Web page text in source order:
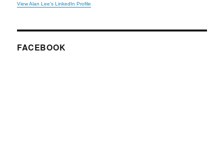
View Alan Lee’s LinkedIn Profile
FACEBOOK